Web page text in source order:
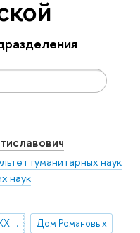
гуманитарных наук
наук
история России XIX - ХХ веков, история повседневности Дом Романовых